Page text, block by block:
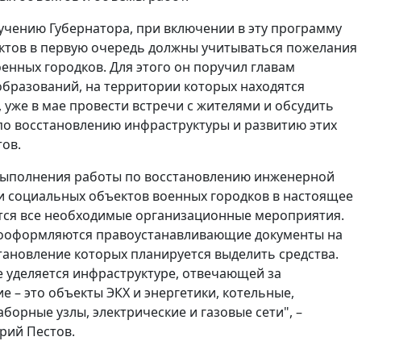
Губернатора, при включении в эту программу
в первую очередь должны учитываться пожелания
городков. Для этого он поручил главам
на территории которых находятся
в мае провести встречи с жителями и обсудить
восстановлению инфраструктуры и развитию этих
работы по восстановлению инженерной
социальных объектов военных городков в настоящее
все необходимые организационные мероприятия.
правоустанавливающие документы на
которых планируется выделить средства.
инфраструктуре, отвечающей за
– это объекты ЭКХ и энергетики, котельные,
узлы, электрические и газовые сети", –
Пестов.